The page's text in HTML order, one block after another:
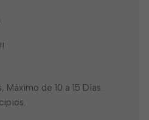
Máximo de 10 a 15 Días.